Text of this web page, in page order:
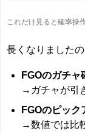
これだけ見ると確率操
長くなりました
FGOのガチャ
→ガチャが引
FGOのピック
→数値では比